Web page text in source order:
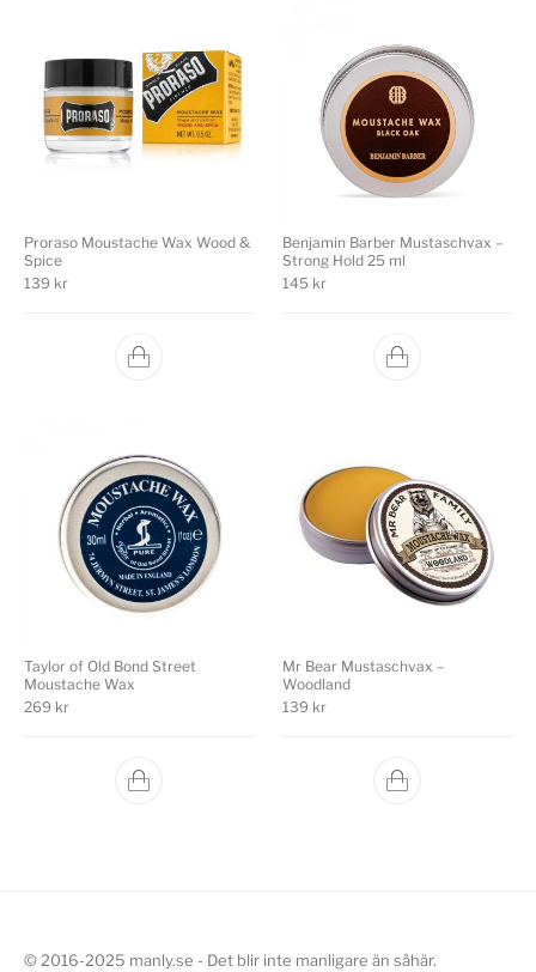
Proraso Moustache Wax Wood &
Spice
139 kr
Benjamin Barber Mustaschvax –
Strong Hold 25 ml
145 kr
Taylor of Old Bond Street
Moustache Wax
269 kr
Mr Bear Mustaschvax –
Woodland
139 kr
© 2016-2025 manly.se - Det blir inte manligare än såhär.